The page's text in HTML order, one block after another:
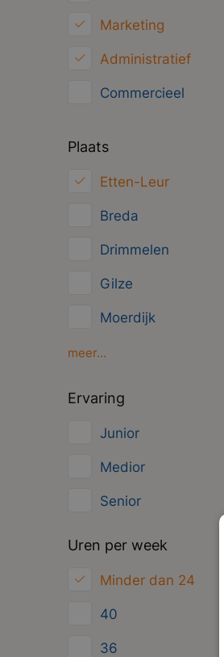
Marketing
Administratief
Commercieel
Plaats
Etten-Leur
Breda
Drimmelen
Gilze
Moerdijk
Oosterhout
meer...
Ervaring
Junior
Medior
Senior
Uren per week
Minder dan 24
40
36